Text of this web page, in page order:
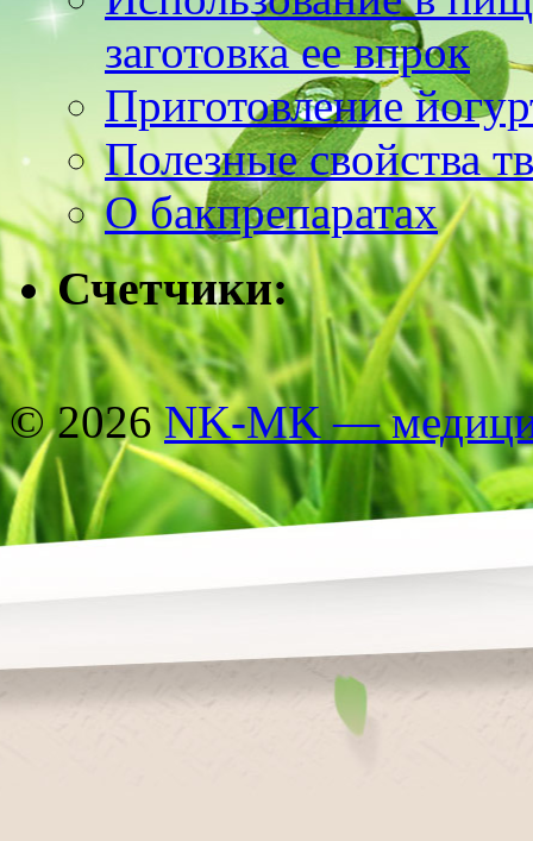
заготовка ее впрок
Приготовление
Полезные свойства
О бакпрепаратах
Счетчики:
© 2026NK-MK —